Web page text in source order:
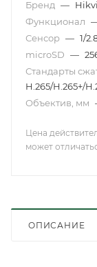
Бренд —
Функционал
Сенсор — 1/
microSD —
Стандарты
H.265/H.265+/
Объектив, мм
Цена
может
ОПИСАНИЕ